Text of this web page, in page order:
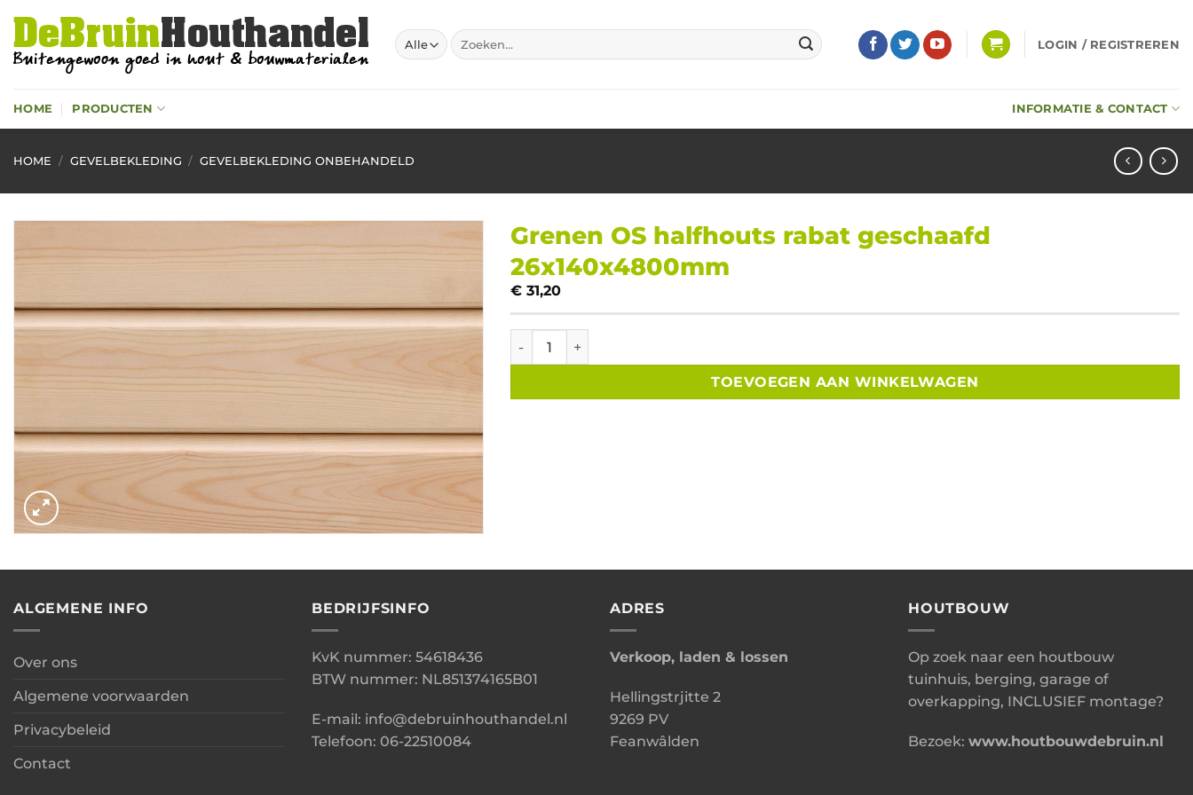
inhoud
Zoeken
naar:
LOGIN / REGISTREREN
HOME PRODUCTEN INFORMATIE & CONTACT
HOME / GEVELBEKLEDING / GEVELBEKLEDING ONBEHANDELD
Grenen OS halfhouts rabat geschaafd
26x140x4800mm
€ 31,20
Grenen OS halfhouts rabat geschaafd 26x140x4800mm aantal
TOEVOEGEN AAN WINKELWAGEN
ALGEMENE INFO
Over ons
Algemene voorwaarden
Privacybeleid
Contact
BEDRIJFSINFO
KvK nummer: 54618436
BTW nummer: NL851374165B01
E-mail: info@debruinhouthandel.nl
Telefoon: 06-22510084
ADRES
Verkoop, laden & lossen
Hellingstrjitte 2
9269 PV
Feanwâlden
HOUTBOUW
Op zoek naar een houtbouw
tuinhuis, berging, garage of
overkapping, INCLUSIEF montage?
Bezoek: www.houtbouwdebruin.nl